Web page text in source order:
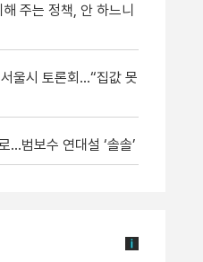
주는 정책, 안 하느니
울시 토론회…“집값 못
…범보수 연대설 ‘솔솔’